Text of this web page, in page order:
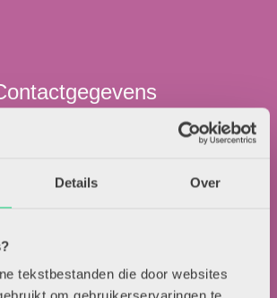
Details Over
tekstbestanden die door websites
101
Tilburg
online.nl